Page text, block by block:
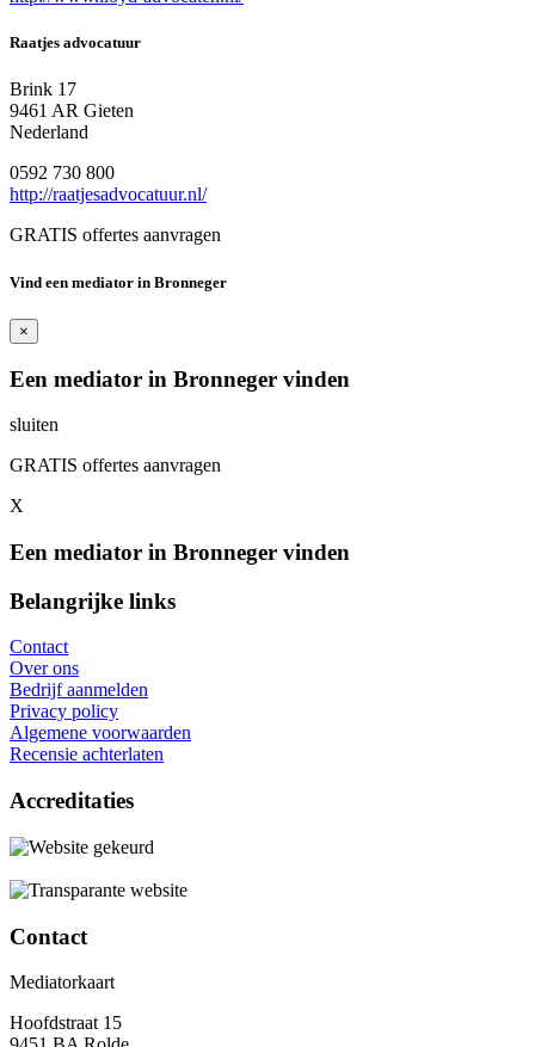
Raatjes advocatuur
Brink 17
9461 AR Gieten
Nederland
0592 730 800
http://raatjesadvocatuur.nl/
GRATIS offertes aanvragen
Vind een mediator in Bronneger
×
Een mediator in Bronneger vinden
sluiten
GRATIS offertes aanvragen
X
Een mediator in Bronneger vinden
Belangrijke links
Contact
Over ons
Bedrijf aanmelden
Privacy policy
Algemene voorwaarden
Recensie achterlaten
Accreditaties
Contact
Mediatorkaart
Hoofdstraat 15